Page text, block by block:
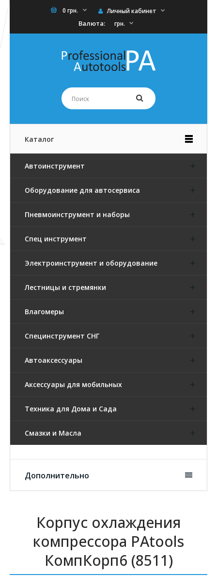
0 грн. Личный кабинет
Валюта: грн.
Каталог
Автоинструмент
Оборудование для автосервиса
Пневмоинструмент и наборы
Спец инструмент
Электроинструмент и оборудование
Лестницы и стремянки
Влагомеры
Специнструмент СНГ
Автоаксессуары
Аксессуары для мобильных
Техника для Дома и Сада
Смазки и Масла
Дополнительно
Корпус охлаждения
компрессора PAtools
КомпКорп6 (8511)